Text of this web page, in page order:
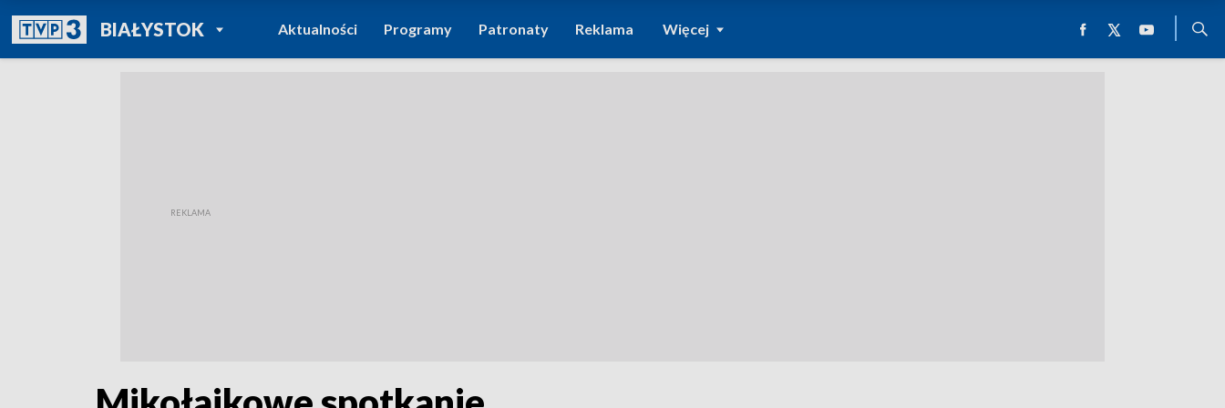
BIAŁYSTOKPOWRÓT DO
TVP REGIONY
Aktualności Programy Patronaty Reklama Więcej